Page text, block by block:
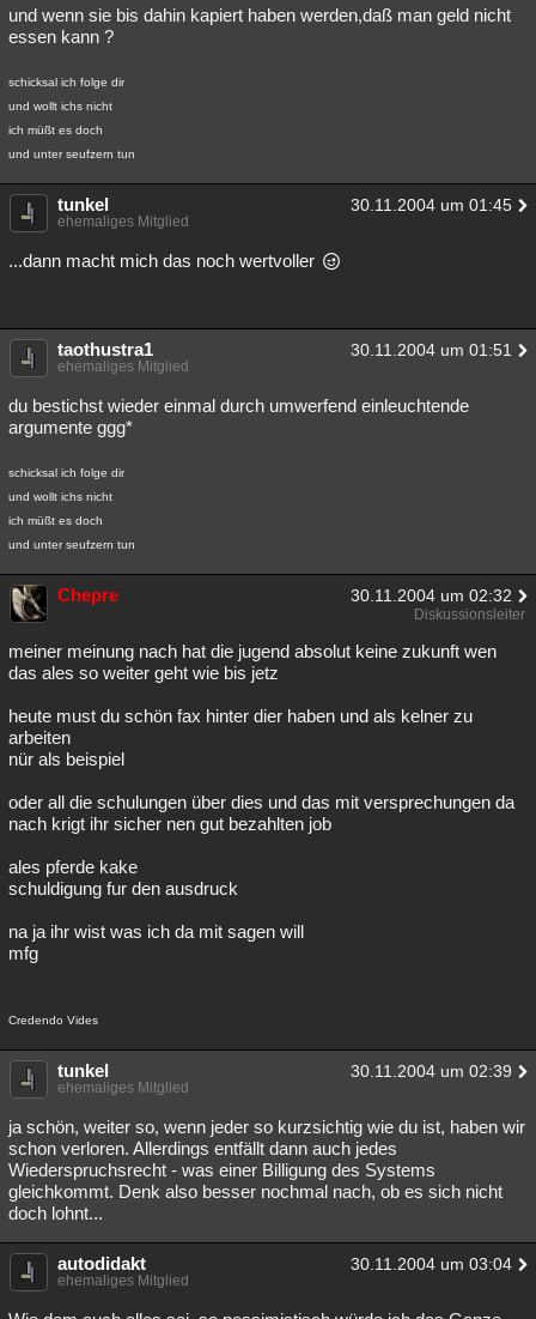
und wenn sie bis dahin kapiert haben werden,daß man geld nicht
essen kann ?
schicksal ich folge dir
und wollt ichs nicht
ich müßt es doch
und unter seufzern tun
tunkel 30.11.2004 um 01:45
ehemaliges Mitglied
...dann macht mich das noch wertvoller
taothustra1 30.11.2004 um 01:51
ehemaliges Mitglied
du bestichst wieder einmal durch umwerfend einleuchtende
argumente ggg*
schicksal ich folge dir
und wollt ichs nicht
ich müßt es doch
und unter seufzern tun
Chepre 30.11.2004 um 02:32
Diskussionsleiter
meiner meinung nach hat die jugend absolut keine zukunft wen
das ales so weiter geht wie bis jetz
heute must du schön fax hinter dier haben und als kelner zu
arbeiten
nür als beispiel
oder all die schulungen über dies und das mit versprechungen da
nach krigt ihr sicher nen gut bezahlten job
ales pferde kake
schuldigung fur den ausdruck
na ja ihr wist was ich da mit sagen will
mfg
Credendo Vides
tunkel 30.11.2004 um 02:39
ehemaliges Mitglied
ja schön, weiter so, wenn jeder so kurzsichtig wie du ist, haben wir
schon verloren. Allerdings entfällt dann auch jedes
Wiederspruchsrecht - was einer Billigung des Systems
gleichkommt. Denk also besser nochmal nach, ob es sich nicht
doch lohnt...
autodidakt 30.11.2004 um 03:04
ehemaliges Mitglied